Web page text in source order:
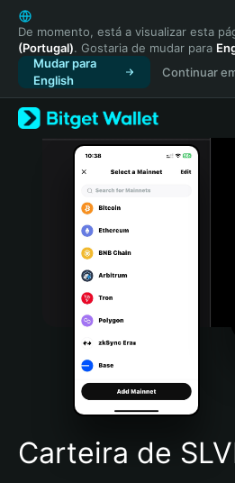
English
日本語
Tiếng Việt
Русский
Español (Latinoamérica)
Türkçe
Italiano
Português (Portugal)
Bahasa Indonesia
Português (Brasil)
Español (Argentina)
De momento, está a visualizar esta
(Portugal). Gostaria de mudar para
Mudar para
English
Continuar
Carteira de